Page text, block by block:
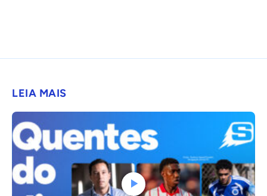
LEIA MAIS